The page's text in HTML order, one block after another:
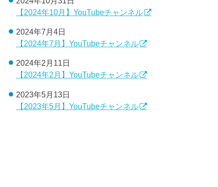
【2024年10月】YouTubeチャンネル
2024年7月4日
【2024年7月】YouTubeチャンネル
2024年2月11日
【2024年2月】YouTubeチャンネル
2023年5月13日
【2023年5月】YouTubeチャンネル